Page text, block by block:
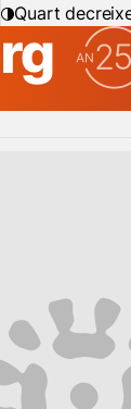
Quart